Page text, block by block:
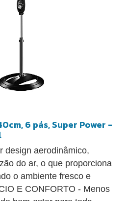
6 pás, Super Power -
design aerodinâmico,
do ar, o que proporciona
o ambiente fresco e
E CONFORTO - Menos
bem-estar para toda
possui baixo nível de